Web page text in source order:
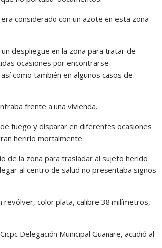
considerado con un azote en esta zona
despliegue en la zona para tratar de
ocasiones por encontrarse
como también en algunos casos de
frente a una vivienda.
fuego y disparar en diferentes ocasiones
herirlo mortalmente.
de la zona para trasladar al sujeto herido
al centro de salud no presentaba signos
revólver, color plata, calibre 38 milímetros,
Delegación Municipal Guanare, acudió al